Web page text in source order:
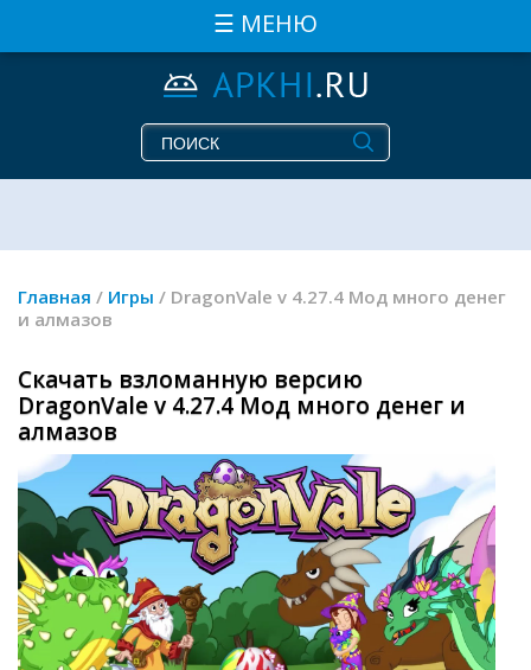
☰ МЕНЮ
Главная / Игры / DragonVale v 4.27.4 Мод много денег
и алмазов
Скачать взломанную версию
DragonVale v 4.27.4 Мод много денег и
алмазов